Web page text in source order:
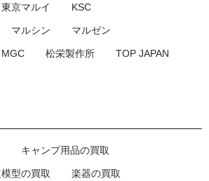
東京マルイ KSC
マルシン マルゼン
MGC 松栄製作所 TOP JAPAN
キャンプ用品の買取
型の買取 楽器の買取